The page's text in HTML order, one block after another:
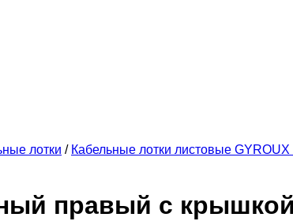
лотки / Кабельные лотки листовые GYROUX
правый с крышкой